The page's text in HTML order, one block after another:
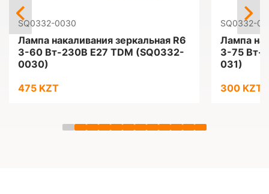
SQ0332-0030
Лампа накаливания зеркальная R6
3-60 Вт-230В Е27 TDM (SQ0332-
0030)
475 KZT
SQ0332-
Лампа
3-75 Вт-
031)
300 KZT